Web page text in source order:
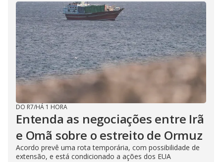
DO R7/HÁ 1 HORA
Entenda as negociações entre Irã
e Omã sobre o estreito de Ormuz
Acordo prevê uma rota temporária, com possibilidade de
extensão, e está condicionado a ações dos EUA